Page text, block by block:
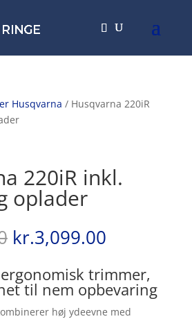
Husqvarna / Husqvarna 220iR
220iR inkl.
oplader
Den
oprindelige
pris
var:
kr.3,499.00.
kr.3,099.00Den
pris
er:
trimmer,
til nem opbevaring
høj ydeevne med